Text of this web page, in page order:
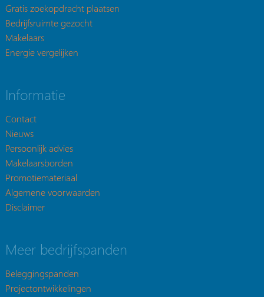
Gratis zoekopdracht plaatsen
Bedrijfsruimte gezocht
Makelaars
Energie vergelijken
Informatie
Contact
Nieuws
Persoonlijk advies
Makelaarsborden
Promotiemateriaal
Algemene voorwaarden
Disclaimer
Meer bedrijfspanden
Beleggingspanden
Projectontwikkelingen